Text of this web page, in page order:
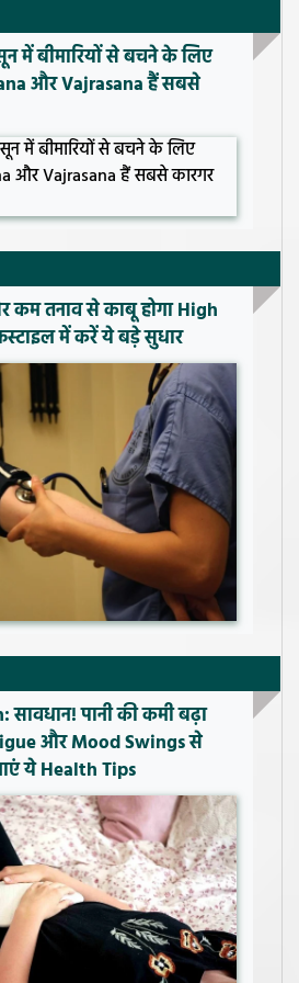
में बीमारियों से बचने के लिए
और Vajrasana हैं सबसे
कम तनाव से काबू होगा High
में करें ये बड़े सुधार
पानी की कमी बढ़ा
और Mood Swings से
ये Health Tips